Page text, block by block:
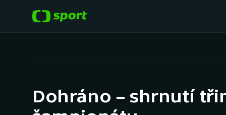
Hokej Baseball a softbal
Dohráno – shrnutí